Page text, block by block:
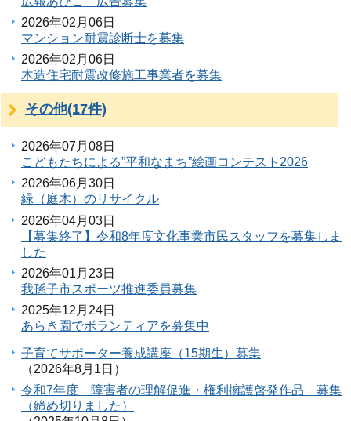
2026年02月06日
マンション耐震診断士を募集
2026年02月06日
木造住宅耐震改修施工事業者を募集
その他(17件)
2026年07月08日
こどもたちによる”平和なまち”絵画コンテスト2026
2026年06月30日
緑（庭木）のリサイクル
2026年04月03日
【募集終了】令和8年度文化事業市民スタッフを募集しま
した
2026年01月23日
我孫子市スポーツ推進委員募集
2025年12月24日
あらき園でボランティアを募集中
子育てサポーター養成講座（15期生）募集
（2026年8月1日）
令和7年度 障害者の理解促進・権利擁護啓発作品 募集
（締め切りました）